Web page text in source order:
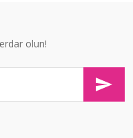
olun!